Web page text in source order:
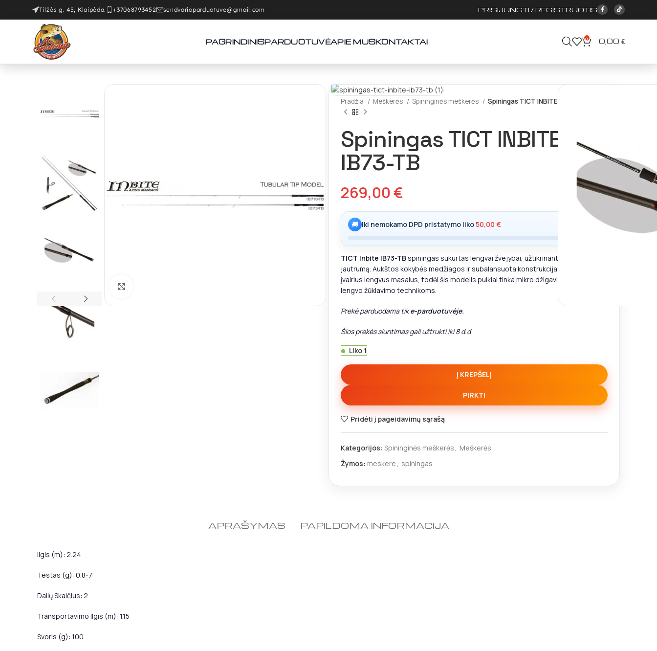
Tilžės g. 45, Klaipėda. +37068793452 sendvarioparduotuve@gmail.com PRISIJUNGTI / REGISTRUOTIS
PAGRINDINISPARDUOTUVĖAPIE MUSKONTAKTAI 0 0,00 €
Pradžia Meškerės Spininginės meškerės Spiningas TICT INBITE IB73-TB
Spiningas TICT INBITE
IB73-TB
269,00€
🚚 Iki nemokamo DPD pristatymo liko50,00 €
TICT Inbite IB73-TBspiningas sukurtas lengvai žvejybai, užtikrinant tikslumą ir
jautrumą. Aukštos kokybės medžiagos ir subalansuota konstrukcija leidžia valdyti
įvairius lengvus masalus, todėl šis modelis puikiai tinka mikro džigavimui ir kitoms
lengvo žūklavimo technikoms.
Prekė parduodama tike-parduotuvėje.
Šios prekės siuntimas gali užtrukti iki 8 d.d
Liko 1
Į KREPŠELĮ
PIRKTI
Pridėti į pageidavimų sąrašą
Kategorijos: Spininginės meškerės, Meškerės
Žymos: meskere, spiningas
APRAŠYMAS PAPILDOMA INFORMACIJA
Ilgis (m): 2.24
Testas (g): 0.8-7
Dalių Skaičius: 2
Transportavimo Ilgis (m): 1.15
Svoris (g): 100